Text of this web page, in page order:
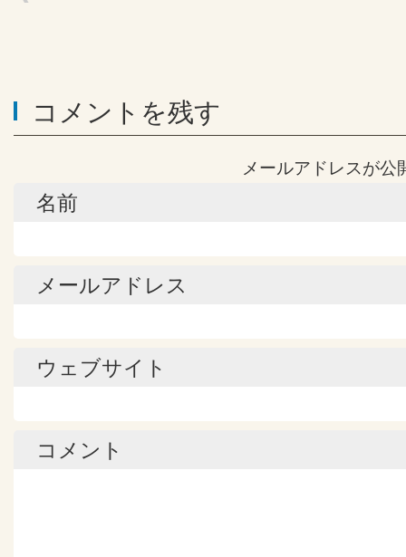
コメントを残す
メールアドレスが公
名前
メールアドレス
ウェブサイト
コメント